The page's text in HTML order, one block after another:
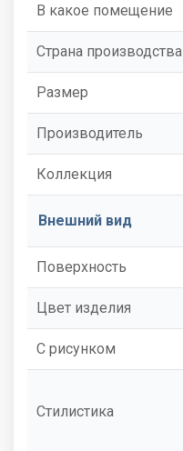
В какое помещение
Страна производства
Размер
Производитель
Коллекция
Внешний вид
Поверхность
Цвет изделия
С рисунком
Стилистика